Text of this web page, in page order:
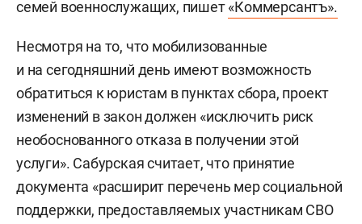
семей военнослужащих, пишет«Коммерсантъ».
Несмотря на то, что мобилизованные
и на сегодняшний день имеют возможность
обратиться к юристам в пунктах сбора, проект
изменений в закон должен «исключить риск
необоснованного отказа в получении этой
услуги». Сабурская считает, что принятие
документа «расширит перечень мер социальной
поддержки, предоставляемых участникам СВО